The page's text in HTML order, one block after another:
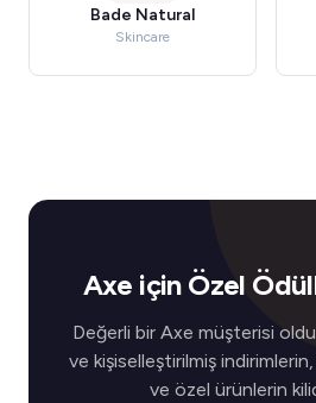
Bade Natural
Skincare
Axe için Özel
Değerli bir Axe müşterisi
ve kişiselleştirilmiş
ve özel ürünlerin